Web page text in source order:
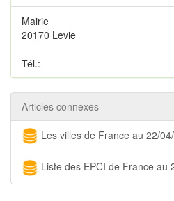
Mairie
20170 Levie
Tél.:
Articles connexes
Les villes de France au 22/
Liste des EPCI de France au